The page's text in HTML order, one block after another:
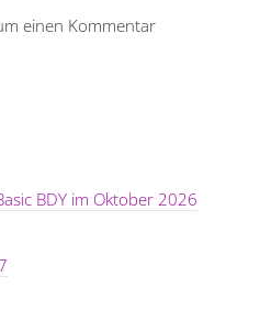
einen Kommentar
BDY im Oktober 2026